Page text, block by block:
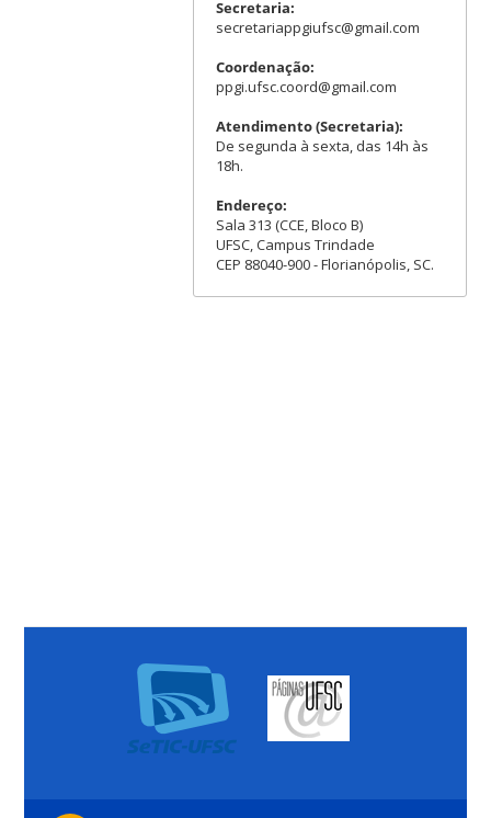
Secretaria:
secretariappgiufsc@gmail.com
Coordenação:
ppgi.ufsc.coord@gmail.com
Atendimento (Secretaria):
De segunda à sexta, das 14h às
18h.
Endereço:
Sala 313 (CCE, Bloco B)
UFSC, Campus Trindade
CEP 88040-900 - Florianópolis, SC.